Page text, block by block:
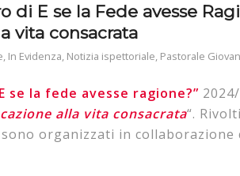
di E se la Fede avesse
vita consacrata
In Evidenza Notizia ispettoriale Pastorale
E se la fede avesse ragione?”
alla vita consacrata“.
organizzati in collaborazione